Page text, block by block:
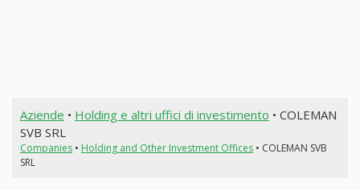
Aziende • Holding e altri uffici di investimento • COLEMAN
SVB SRL
Companies• Holding and Other Investment Offices• COLEMAN SVB
SRL